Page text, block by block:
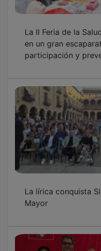
Bellido señala que
CLM de ‘marca
España”